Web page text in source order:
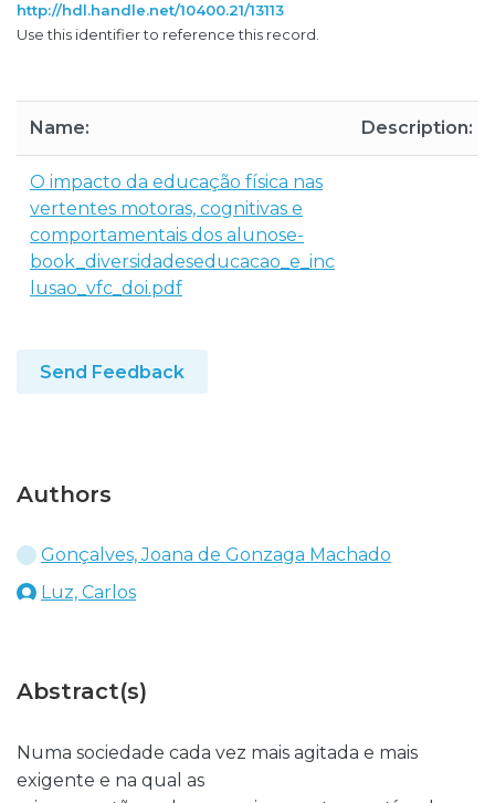
http://hdl.handle.net/10400.21/13113
Use this identifier to reference this record.
Name: Description:
O impacto da educação física nas
vertentes motoras, cognitivas e
comportamentais dos alunose-
book_diversidadeseducacao_e_inc
lusao_vfc_doi.pdf
Send Feedback
Authors
Gonçalves, Joana de Gonzaga Machado
Luz, Carlos
Abstract(s)
Numa sociedade cada vez mais agitada e mais
exigente e na qual as